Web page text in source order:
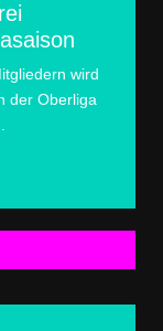
wird
der Oberliga